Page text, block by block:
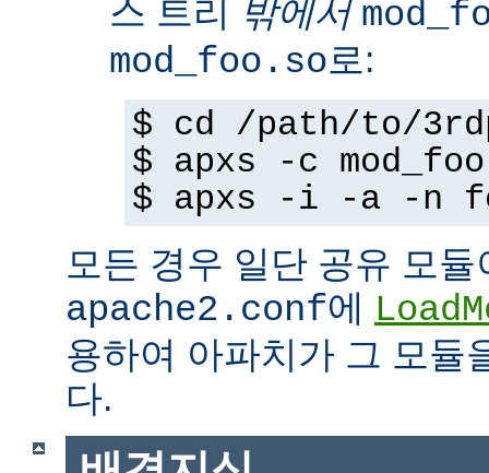
스 트리 밖에서
mod_foo.so로:
$ cd /path/to/
$ apxs -c
$ apxs -i -a -n
모든 경우 일단 공유 모
apache2.conf에
용하여 아파치가 그 모듈
다.